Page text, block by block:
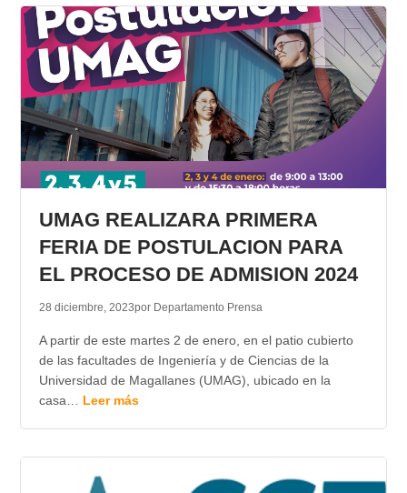
UMAG REALIZARA PRIMERA
FERIA DE POSTULACION PARA
EL PROCESO DE ADMISION 2024
28 diciembre, 2023por Departamento Prensa
A partir de este martes 2 de enero, en el patio cubierto
de las facultades de Ingeniería y de Ciencias de la
Universidad de Magallanes (UMAG), ubicado en la
casa… Leer más